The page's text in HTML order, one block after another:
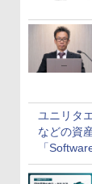
ユニリタ
などの資
「
に発売